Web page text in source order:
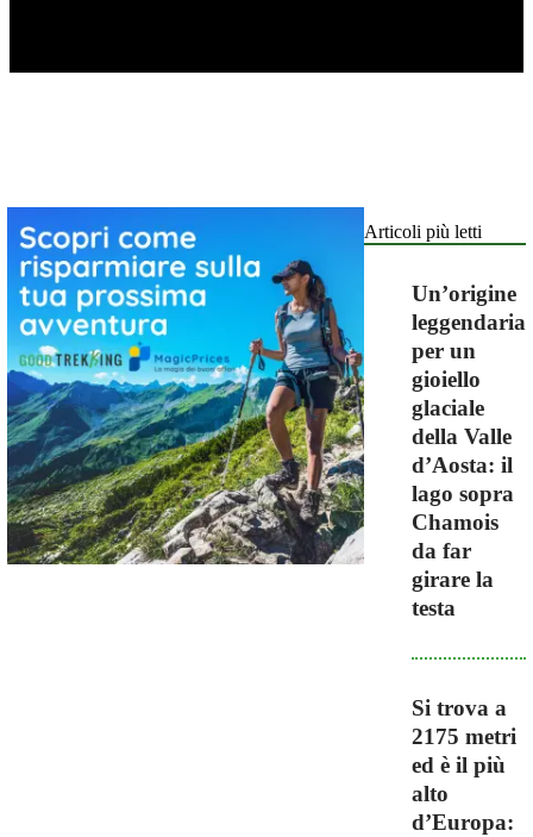
Articoli più letti
Un’origine
leggendaria
per un
gioiello
glaciale
della Valle
d’Aosta: il
lago sopra
Chamois
da far
girare la
testa
Si trova a
2175 metri
ed è il più
alto
d’Europa: